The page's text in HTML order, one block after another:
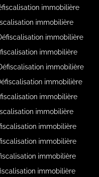
immobilière
immobilière
immobilière
immobilière
immobilière
immobilière
immobilière
immobilière
immobilière
immobilière
immobilière
immobilière